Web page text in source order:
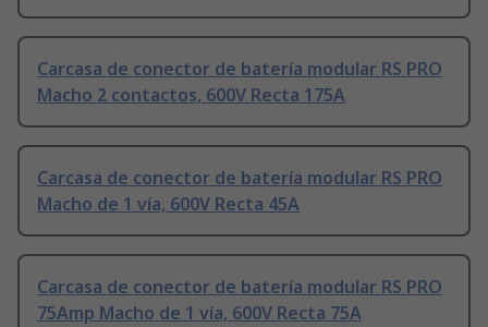
Carcasa de conector de batería modular RS PRO
Macho 2 contactos, 600V Recta 175A
Carcasa de conector de batería modular RS PRO
Macho de 1 vía, 600V Recta 45A
Carcasa de conector de batería modular RS PRO
75Amp Macho de 1 vía, 600V Recta 75A